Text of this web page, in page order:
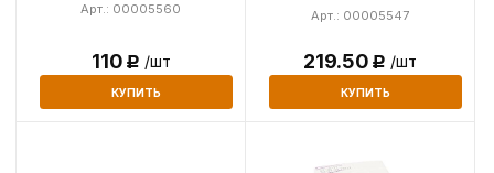
Арт.: 00005560
110Р /шт
КУПИТЬ
Арт.: 00005547
219.50Р /шт
КУПИТЬ